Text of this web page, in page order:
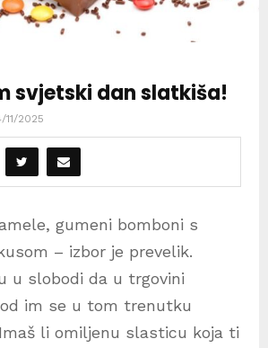
svjetski dan slatkiša!
11/2025
gumeni bomboni s
– izbor je prevelik.
u slobodi da u trgovini
im se u tom trenutku
li omiljenu slasticu koja ti